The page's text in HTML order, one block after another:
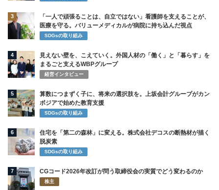
3
「一人で頑張ることは、自立ではない」看護師を支えることが、
医療を守る。バリューメディカルが病院に持ち込んだ視点
SDGsの取り組み
4
見えない壁を、こえていく。外国人材の「働く」と「暮らす」を
まるごと支えるWBPグループ
経営インタビュー
5
算数につまずく子に、将来の選択肢を。上坂会計グループがカン
ボジアで始めた教育支援
SDGsの取り組み
6
住宅を「第二の森林」に変える。株式会社デコスの断熱材が描く
脱炭素
SDGsの取り組み
7 CGコード2026年改訂が問う取締役会の実質でどう変わるのか
株主